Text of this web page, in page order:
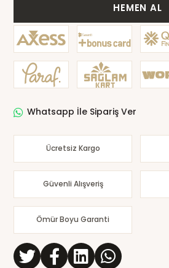
HEMEN AL
Whatsapp İle Sipariş Ver
Ücretsiz Kargo
Güvenli Alışveriş
Ömür Boyu Garanti